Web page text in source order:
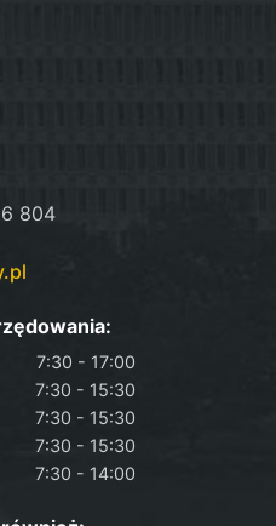
804
7:30 - 17:00
7:30 - 15:30
7:30 - 15:30
7:30 - 15:30
7:30 - 14:00